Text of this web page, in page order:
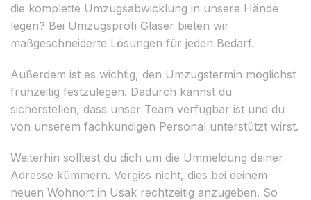
die komplette Umzugsabwicklung in unsere Hände
legen? Bei Umzugsprofi Glaser bieten wir
maßgeschneiderte Lösungen für jeden Bedarf.
Außerdem ist es wichtig, den Umzugstermin möglichst
frühzeitig festzulegen. Dadurch kannst du
sicherstellen, dass unser Team verfügbar ist und du
von unserem fachkundigen Personal unterstützt wirst.
Weiterhin solltest du dich um die Ummeldung deiner
Adresse kümmern. Vergiss nicht, dies bei deinem
neuen Wohnort in Usak rechtzeitig anzugeben. So